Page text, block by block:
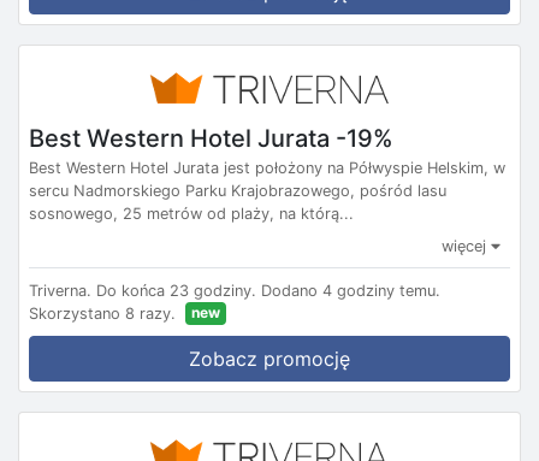
Best Western Hotel Jurata -19%
Best Western Hotel Jurata jest położony na Półwyspie Helskim, w
sercu Nadmorskiego Parku Krajobrazowego, pośród lasu
sosnowego, 25 metrów od plaży, na którą...
więcej
Triverna. Do końca 23 godziny. Dodano 4 godziny temu.
Skorzystano 8 razy.
new
Zobacz promocję